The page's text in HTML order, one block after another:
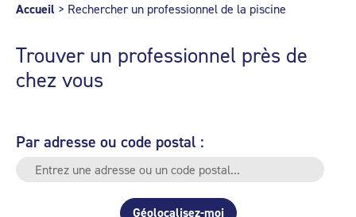
Accueil > Rechercher un professionnel de la piscine
Trouver un professionnel près de
chez vous
Par adresse ou code postal :
Géolocalisez-moi